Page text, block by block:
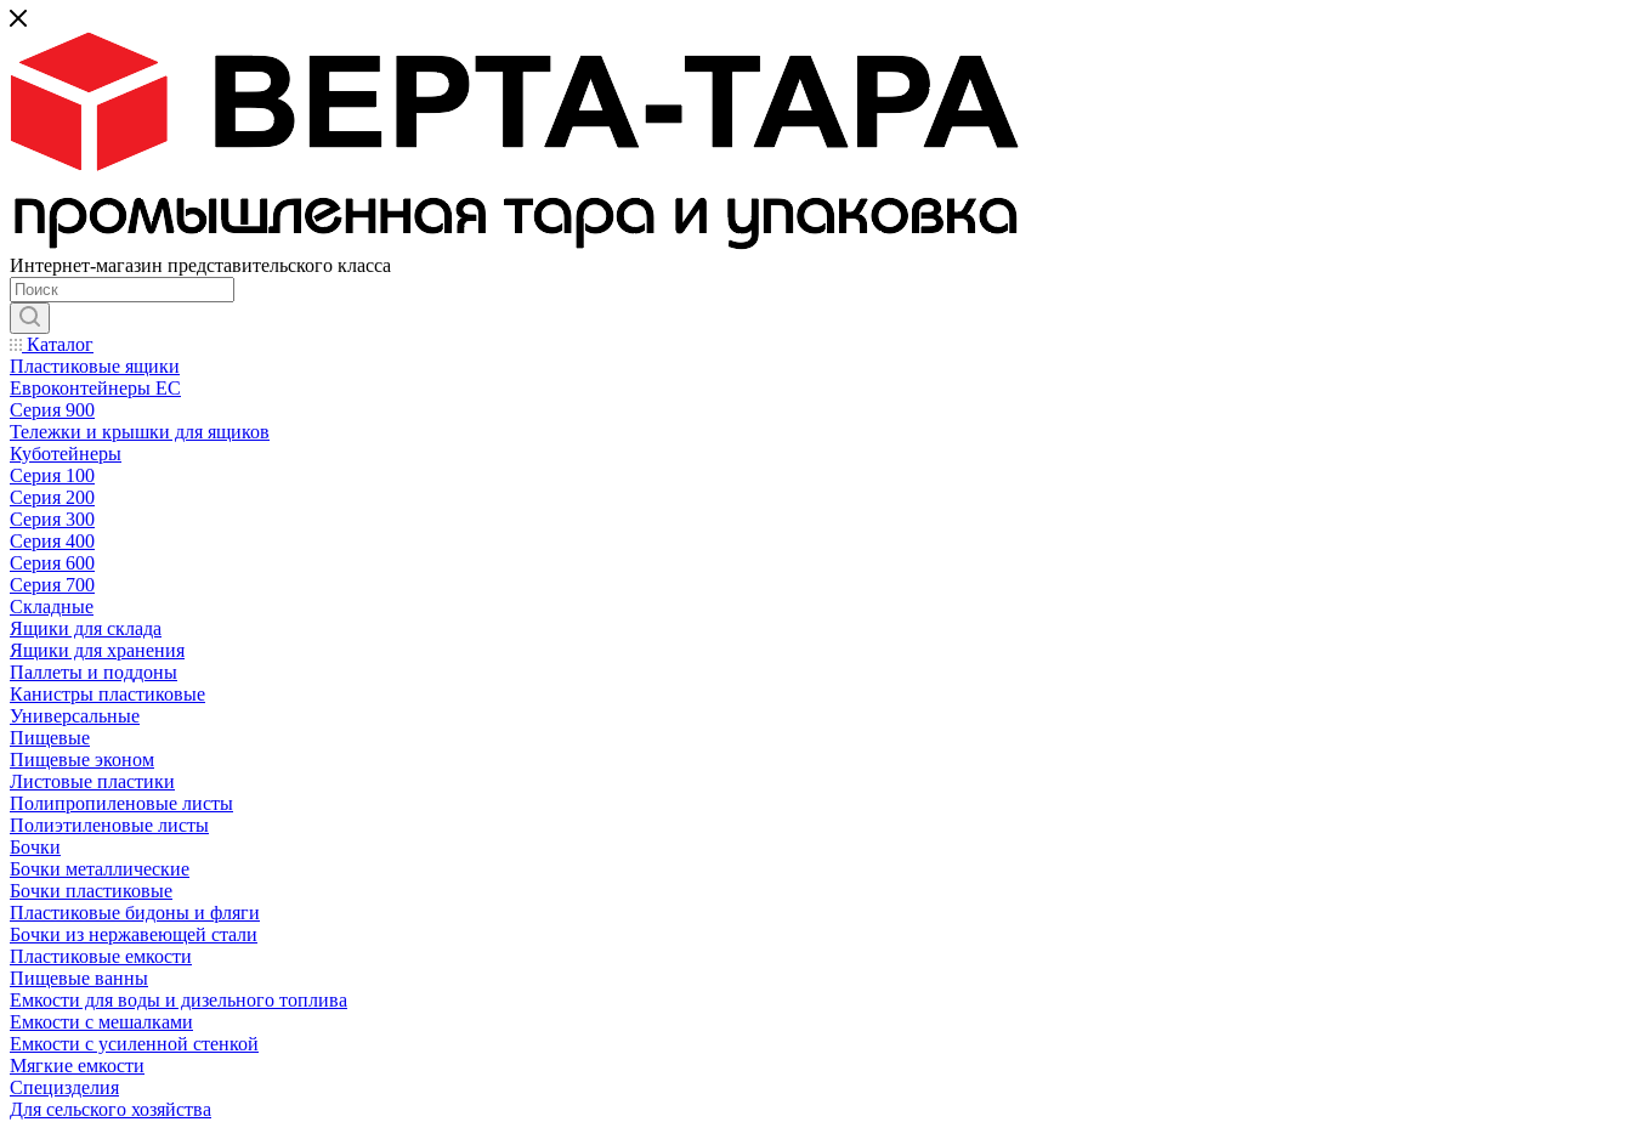
Интернет-магазин представительского класса
Каталог
Пластиковые ящики
Евроконтейнеры ЕС
Серия 900
Тележки и крышки для ящиков
Куботейнеры
Серия 100
Серия 200
Серия 300
Серия 400
Серия 600
Серия 700
Складные
Ящики для склада
Ящики для хранения
Паллеты и поддоны
Канистры пластиковые
Универсальные
Пищевые
Пищевые эконом
Листовые пластики
Полипропиленовые листы
Полиэтиленовые листы
Бочки
Бочки металлические
Бочки пластиковые
Пластиковые бидоны и фляги
Бочки из нержавеющей стали
Пластиковые емкости
Пищевые ванны
Емкости для воды и дизельного топлива
Емкости с мешалками
Емкости с усиленной стенкой
Мягкие емкости
Специзделия
Для сельского хозяйства